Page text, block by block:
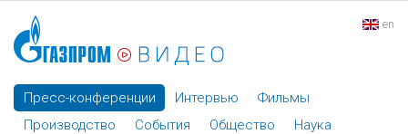
en
Пресс-конференции Интервью
Фильмы
Производство
События Общество Наука